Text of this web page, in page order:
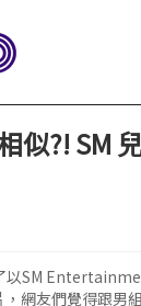
似?! SM
以SM
，網友們覺得跟